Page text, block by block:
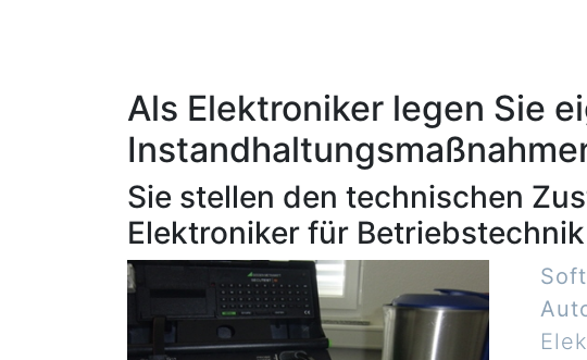
Als Elektroniker legen Sie
Sie stellen den technischen
Elektroniker für